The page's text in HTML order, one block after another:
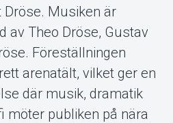
Dröse. Musiken är
av Theo Dröse, Gustav
Föreställningen
arenatält, vilket ger en
där musik, dramatik
möter publiken på nära